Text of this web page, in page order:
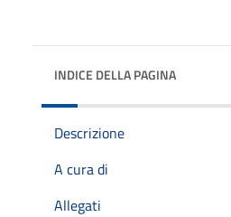
INDICE DELLA PAGINA
Descrizione
A cura di
Allegati